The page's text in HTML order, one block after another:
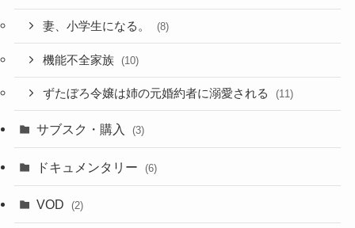
妻、小学生になる。 (8)
機能不全家族 (10)
ずたぼろ令嬢は姉の元婚約者に溺愛される (11)
サブスク・購入 (3)
ドキュメンタリー (6)
VOD (2)